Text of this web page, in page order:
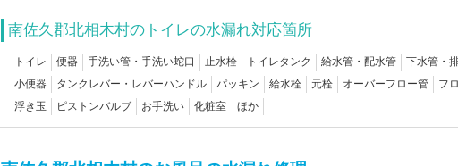
南佐久郡北相木村のトイレの水漏れ対応箇所
トイレ 便器 手洗い管・手洗い蛇口 止水栓 トイレタンク 給水管・配水管 下水管・
小便器
タンクレバー・レバーハンドル パッキン 給水栓 元栓 オーバーフロー管 フ
浮き玉
ピストンバルブ お手洗い 化粧室 ほか